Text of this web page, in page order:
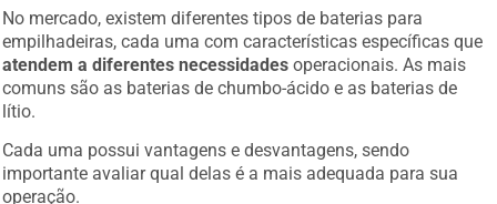
No mercado, existem diferentes tipos de baterias para
empilhadeiras, cada uma com características específicas que
atendem a diferentes necessidades operacionais. As mais
comuns são as baterias de chumbo-ácido e as baterias de
lítio.
Cada uma possui vantagens e desvantagens, sendo
importante avaliar qual delas é a mais adequada para sua
operação.